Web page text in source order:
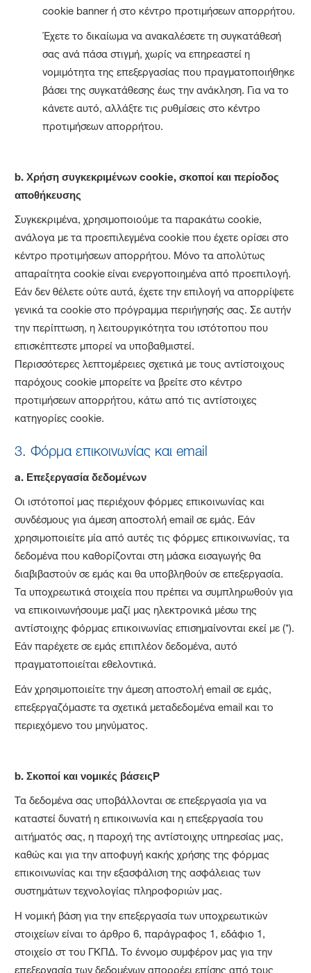
cookie banner ή στο κέντρο προτιμήσεων απορρήτου.
Έχετε το δικαίωμα να ανακαλέσετε τη συγκατάθεσή
σας ανά πάσα στιγμή, χωρίς να επηρεαστεί η
νομιμότητα της επεξεργασίας που πραγματοποιήθηκε
βάσει της συγκατάθεσης έως την ανάκληση. Για να το
κάνετε αυτό, αλλάξτε τις ρυθμίσεις στο κέντρο
προτιμήσεων απορρήτου.
b.Χρήση συγκεκριμένων cookie, σκοποί και περίοδος
αποθήκευσης
Συγκεκριμένα, χρησιμοποιούμε τα παρακάτω cookie,
ανάλογα με τα προεπιλεγμένα cookie που έχετε ορίσει στο
κέντρο προτιμήσεων απορρήτου. Μόνο τα απολύτως
απαραίτητα cookie είναι ενεργοποιημένα από προεπιλογή.
Εάν δεν θέλετε ούτε αυτά, έχετε την επιλογή να απορρίψετε
γενικά τα cookie στο πρόγραμμα περιήγησής σας. Σε αυτήν
την περίπτωση, η λειτουργικότητα του ιστότοπου που
επισκέπτεστε μπορεί να υποβαθμιστεί.
Περισσότερες λεπτομέρειες σχετικά με τους αντίστοιχους
παρόχους cookie μπορείτε να βρείτε στο κέντρο
προτιμήσεων απορρήτου, κάτω από τις αντίστοιχες
κατηγορίες cookie.
3. Φόρμα επικοινωνίας και email
a. Επεξεργασία δεδομένων
Οι ιστότοποί μας περιέχουν φόρμες επικοινωνίας και
συνδέσμους για άμεση αποστολή email σε εμάς. Εάν
χρησιμοποιείτε μία από αυτές τις φόρμες επικοινωνίας, τα
δεδομένα που καθορίζονται στη μάσκα εισαγωγής θα
διαβιβαστούν σε εμάς και θα υποβληθούν σε επεξεργασία.
Τα υποχρεωτικά στοιχεία που πρέπει να συμπληρωθούν για
να επικοινωνήσουμε μαζί μας ηλεκτρονικά μέσω της
αντίστοιχης φόρμας επικοινωνίας επισημαίνονται εκεί με (*).
Εάν παρέχετε σε εμάς επιπλέον δεδομένα, αυτό
πραγματοποιείται εθελοντικά.
Εάν χρησιμοποιείτε την άμεση αποστολή email σε εμάς,
επεξεργαζόμαστε τα σχετικά μεταδεδομένα email και το
περιεχόμενο του μηνύματος.
b.Σκοποί και νομικές βάσειςP
Τα δεδομένα σας υποβάλλονται σε επεξεργασία για να
καταστεί δυνατή η επικοινωνία και η επεξεργασία του
αιτήματός σας, η παροχή της αντίστοιχης υπηρεσίας μας,
καθώς και για την αποφυγή κακής χρήσης της φόρμας
επικοινωνίας και την εξασφάλιση της ασφάλειας των
συστημάτων τεχνολογίας πληροφοριών μας.
Η νομική βάση για την επεξεργασία των υποχρεωτικών
στοιχείων είναι το άρθρο 6, παράγραφος 1, εδάφιο 1,
στοιχείο στ του ΓΚΠΔ. Το έννομο συμφέρον μας για την
επεξεργασία των δεδομένων απορρέει επίσης από τους